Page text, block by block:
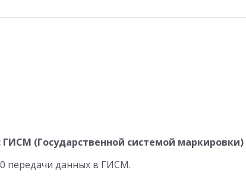
(Государственной системой маркировки)
передачи данных в ГИСМ.